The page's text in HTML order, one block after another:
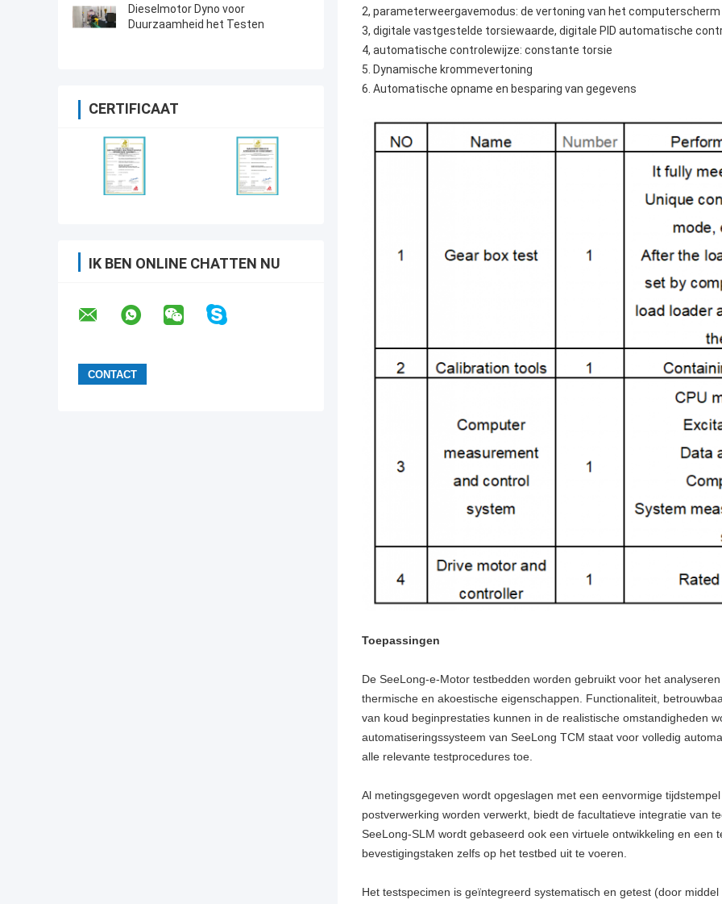
Dieselmotor Dyno voor
Duurzaamheid het Testen
CERTIFICAAT
IK BEN ONLINE CHATTEN NU
2, parameterweergavemodus: de vertoning van het computerscherm
3, digitale vastgestelde torsiewaarde, digitale PID automatische
4, automatische controlewijze: constante torsie
5. Dynamische krommevertoning
6. Automatische opname en besparing van gegevens
Toepassingen
De SeeLong-e-Motor testbedden worden gebruikt voor het
thermische en akoestische eigenschappen. Functionaliteit,
van koud beginprestaties kunnen in de realistische omstandigheden
automatiseringssysteem van SeeLong TCM staat voor volledig
alle relevante testprocedures toe.
Al metingsgegeven wordt opgeslagen met een eenvormige
postverwerking worden verwerkt, biedt de facultatieve integratie van
SeeLong-SLM wordt gebaseerd ook een virtuele ontwikkeling en een
bevestigingstaken zelfs op het testbed uit te voeren.
Het testspecimen is geïntegreerd systematisch en getest (door